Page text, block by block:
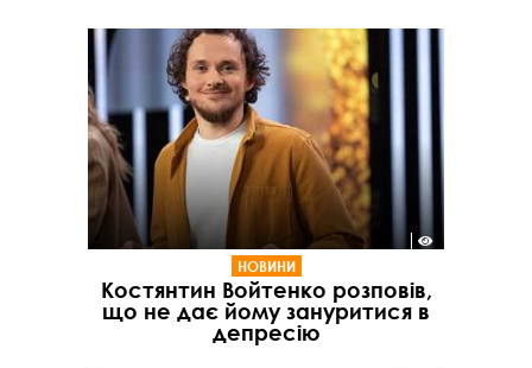
НОВИНИ
Костянтин Войтенко розповів,
що не дає йому зануритися в
депресію